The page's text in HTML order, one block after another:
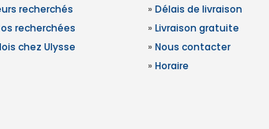
recherchés
recherchées
chez Ulysse
» Délais de livraison
» Livraison gratuite
» Nous contacter
» Horaire